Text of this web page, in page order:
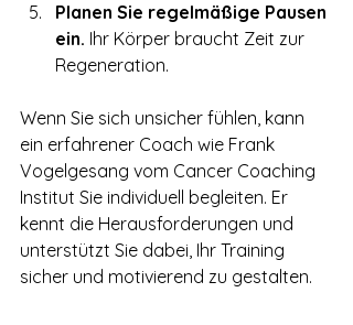
Planen Sie regelmäßige Pausen
ein. Ihr Körper braucht Zeit zur
Regeneration.
Wenn Sie sich unsicher fühlen, kann
ein erfahrener Coach wie Frank
Vogelgesang vom Cancer Coaching
Institut Sie individuell begleiten. Er
kennt die Herausforderungen und
unterstützt Sie dabei, Ihr Training
sicher und motivierend zu gestalten.